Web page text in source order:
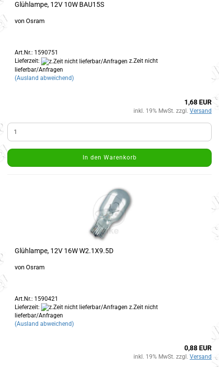
Glühlampe, 12V 10W BAU15S
von Osram
Art.Nr.: 1590751
Lieferzeit:
z.Zeit nicht
lieferbar/Anfragen
(Ausland abweichend)
1,68 EUR
inkl. 19% MwSt. zzgl. Versand
In den Warenkorb
Glühlampe, 12V 16W W2.1X9.5D
von Osram
Art.Nr.: 1590421
Lieferzeit:
z.Zeit nicht
lieferbar/Anfragen
(Ausland abweichend)
0,88 EUR
inkl. 19% MwSt. zzgl. Versand